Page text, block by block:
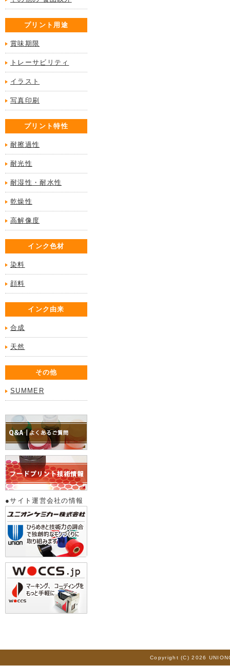
プリント用途
賞味期限
トレーサビリティ
イラスト
写真印刷
プリント特性
耐擦過性
耐光性
耐湿性・耐水性
乾燥性
高解像度
インク色材
染料
顔料
インク由来
合成
天然
その他
SUMMER
●サイト運営会社の情報
Copyright (C) 2026